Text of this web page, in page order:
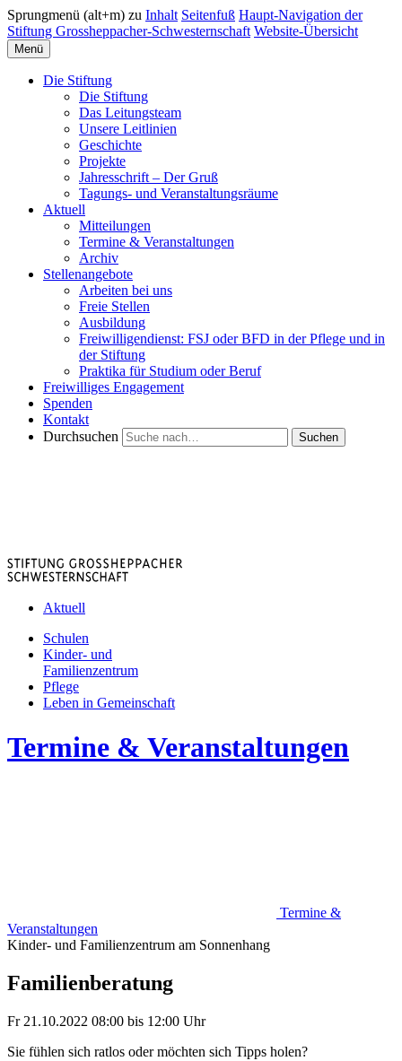
Sprungmenü (alt+m) zu Inhalt Seitenfuß Haupt-Navigation der
Stiftung Grossheppacher-Schwesternschaft Website-Übersicht
Menü
Die Stiftung
Die Stiftung
Das Leitungsteam
Unsere Leitlinien
Geschichte
Projekte
Jahresschrift – Der Gruß
Tagungs- und Veranstaltungsräume
Aktuell
Mitteilungen
Termine & Veranstaltungen
Archiv
Stellenangebote
Arbeiten bei uns
Freie Stellen
Ausbildung
Freiwilligendienst: FSJ oder BFD in der Pflege und in
der Stiftung
Praktika für Studium oder Beruf
Freiwilliges Engagement
Spenden
Kontakt
Durchsuchen
Suchen
Aktuell
Schulen
Kinder- und
Familienzentrum
Pflege
Leben in Gemeinschaft
Termine & Veranstaltungen
Termine &
Veranstaltungen
Kinder- und Familienzentrum am Sonnenhang
Familienberatung
Fr 21.10.2022 08:00 bis 12:00 Uhr
Sie fühlen sich ratlos oder möchten sich Tipps holen?